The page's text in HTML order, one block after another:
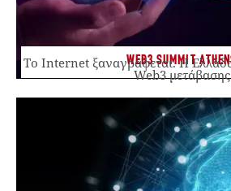
WEB3 SUMMIT
Το Internet ξαναγράφεται. Η
Web3 μετάβασης